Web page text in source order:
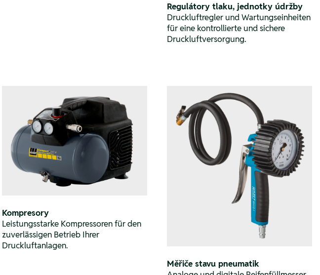
Regulátory tlaku, jednotky údržby
Druckluftregler und Wartungseinheiten
für eine kontrollierte und sichere
Druckluftversorgung.
Kompresory
Leistungsstarke Kompressoren für den
zuverlässigen Betrieb Ihrer
Druckluftanlagen.
Měřiče stavu pneumatik